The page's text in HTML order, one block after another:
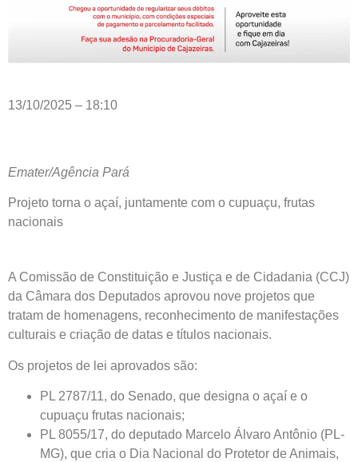
13/10/2025 – 18:10
Emater/Agência Pará
Projeto torna o açaí, juntamente com o cupuaçu, frutas
nacionais
A Comissão de Constituição e Justiça e de Cidadania (CCJ)
da Câmara dos Deputados aprovou nove projetos que
tratam de homenagens, reconhecimento de manifestações
culturais e criação de datas e títulos nacionais.
Os projetos de lei aprovados são:
PL 2787/11, do Senado, que designa o açaí e o
cupuaçu frutas nacionais;
PL 8055/17, do deputado Marcelo Álvaro Antônio (PL-
MG), que cria o Dia Nacional do Protetor de Animais,